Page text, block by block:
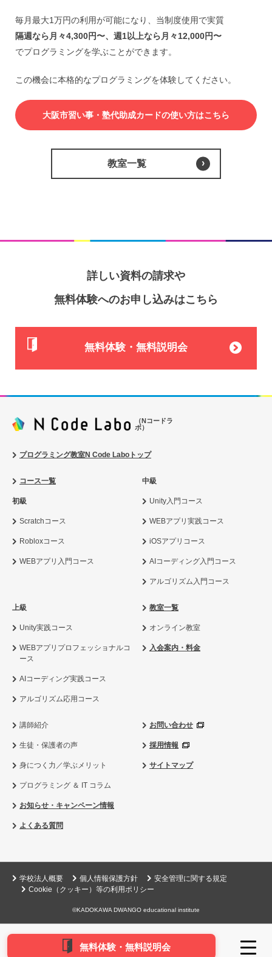
無料体験・無料説明会
毎月最大1万円の利用が可能になり、当制度使用で実質
隔週なら月々4,300円〜、週1以上なら月々12,000円〜
でプログラミングを学ぶことができます。
この機会に本格的なプログラミングを体験してください。
大阪市習い事・塾代助成カードの使い方はこちら
教室一覧
詳しい資料の請求や
無料体験へのお申し込みはこちら
無料体験・無料説明会
（Nコードラ
ボ）
プログラミング教室N Code Laboトップ
コース一覧
初級
Scratchコース
Robloxコース
WEBアプリ入門コース
中級
Unity入門コース
WEBアプリ実践コース
iOSアプリコース
AIコーディング入門コース
アルゴリズム入門コース
上級
Unity実践コース
WEBアプリプロフェッショナルコ
ース
AIコーディング実践コース
アルゴリズム応用コース
教室一覧
オンライン教室
入会案内・料金
講師紹介
生徒・保護者の声
身につく力／学ぶメリット
プログラミング ＆ IT コラム
お知らせ・キャンペーン情報
よくある質問
お問い合わせ
採用情報
サイトマップ
学校法人概要 個人情報保護方針
安全管理に関する規定
Cookie（クッキー）等の利用ポリシー
©KADOKAWA DWANGO educational institute